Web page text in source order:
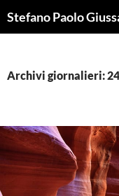
alStefano Paolo
Archivi giornalieri: 24